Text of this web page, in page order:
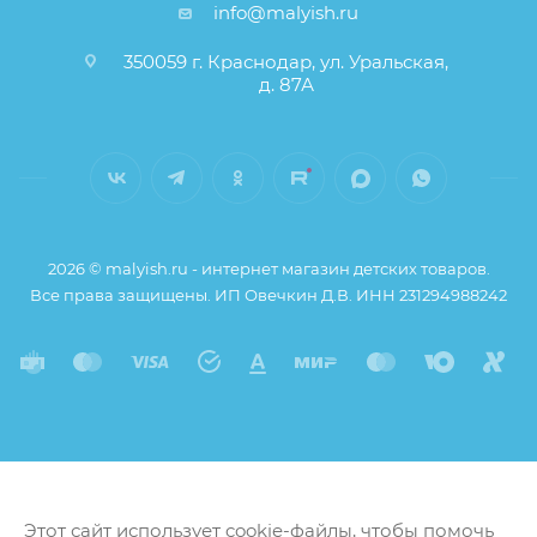
info@malyish.ru
350059 г. Краснодар, ул. Уральская,
д. 87А
2026 © malyish.ru - интернет магазин детских товаров.
Все права защищены. ИП Овечкин Д.В. ИНН 231294988242
Этот сайт использует cookie-файлы, чтобы помочь